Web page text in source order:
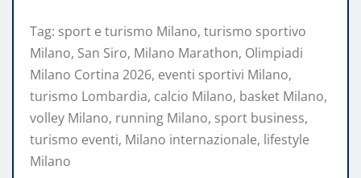
Tag: sport e turismo Milano, turismo sportivo
Milano, San Siro, Milano Marathon, Olimpiadi
Milano Cortina 2026, eventi sportivi Milano,
turismo Lombardia, calcio Milano, basket Milano,
volley Milano, running Milano, sport business,
turismo eventi, Milano internazionale, lifestyle
Milano